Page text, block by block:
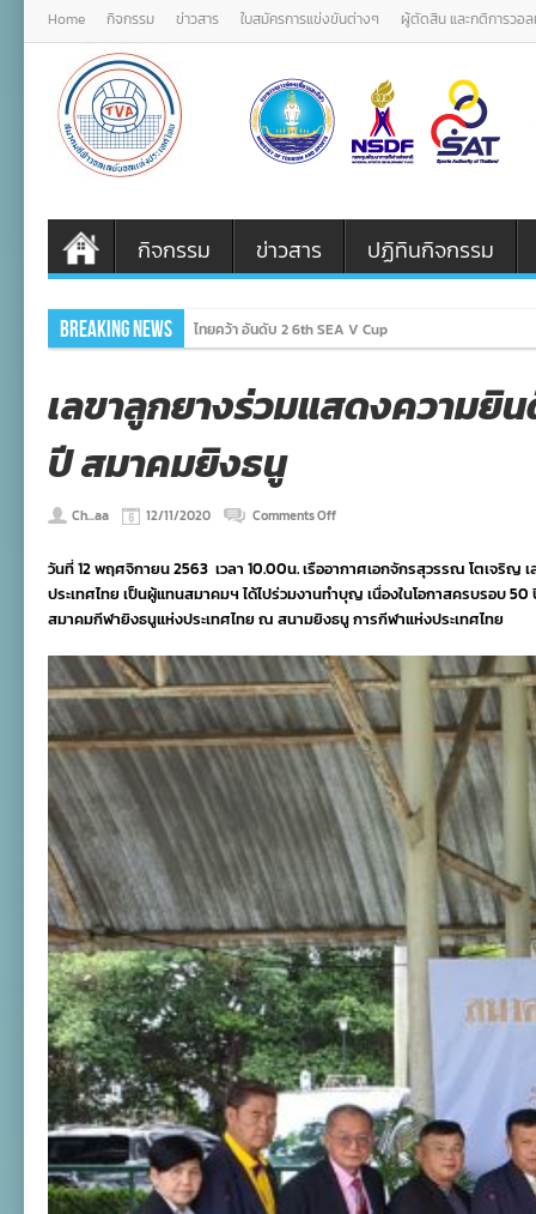
Home กิจกรรม ข่าวสาร ใบสมัครการแข่งขันต่างๆ ผู้ตัดสิน และกติการวอ
กิจกรรม ข่าวสาร ปฏิทินกิจกรรม
Breaking News ไทยคว้า อันดับ 2 6th SEA V Cup
เลขาลูกยางร่วมแสดงความยิ
ปี สมาคมยิงธนู
Ch...aa 12/11/2020 Comments Offon
ยาง
ร่วม
แสดง
ความ
วัน
ครบ
รอบ
50
ปี
สมาคม
ยิง
วันที่ 12 พฤศจิกายน 2563 เวลา 10.00น. เรืออากาศเอกจักรสุวรรณ โตเจริญ
ประเทศไทย เป็นผู้แทนสมาคมฯ ได้ไปร่วมงานทำบุญ เนื่องในโอกาสครบรอบ
สมาคมกีฬายิงธนูแห่งประเทศไทย ณ สนามยิงธนู การกีฬาแห่งประเทศไทย